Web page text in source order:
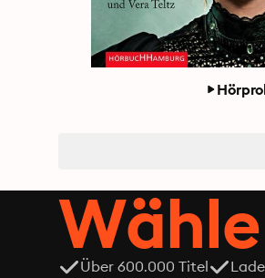
Über 600.000 Titel